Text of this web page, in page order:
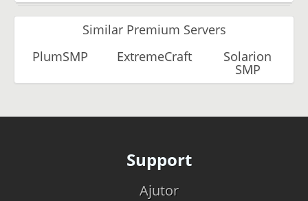
Similar Premium Servers
PlumSMP
ExtremeCraft Solarion
SMP
Support
Ajutor